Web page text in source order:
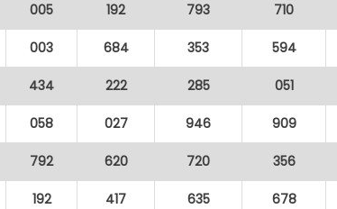
005 192 793 710
003 684 353 594
434 222 285 051
058 027 946 909
792 620 720 356
192 417 635 678